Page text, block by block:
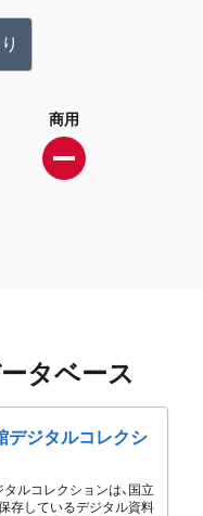
商用
タベース
デジタルコレクシ
ルコレクションは、国立
存しているデジタル資料